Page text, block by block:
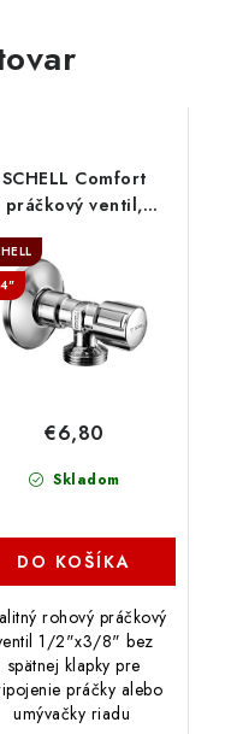
SCHELL Comfort
práčkový ventil,
033000699
Skladom
€6,80
DO KOŠÍKA
rohový práčkový
1/2"x3/8" bez
spätnej klapky pre
práčky alebo
umývačky riadu